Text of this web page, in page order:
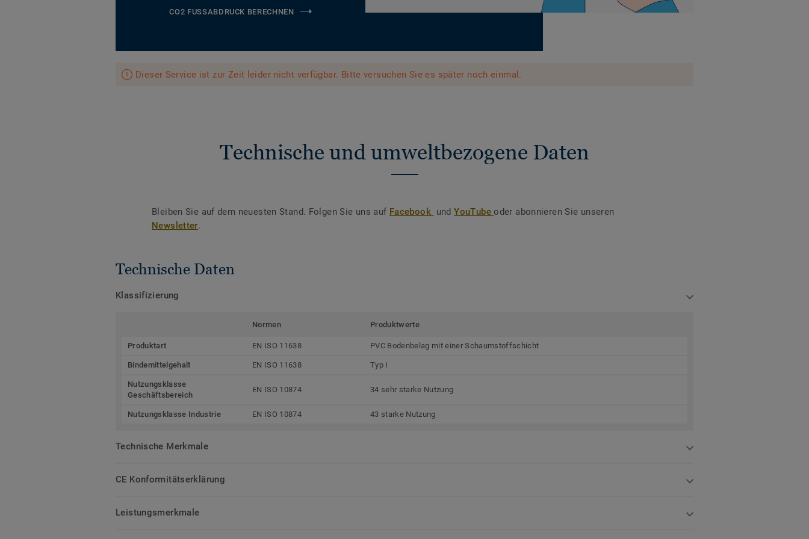
CO2 FUSSABDRUCK BERECHNEN
Dieser Service ist zur Zeit leider nicht verfügbar. Bitte versuchen Sie es später noch einmal.
Technische und umweltbezogene Daten
Bleiben Sie auf dem neuesten Stand. Folgen Sie uns auf Facebook undYouTubeoder abonnieren Sie unseren
Newsletter.
Technische Daten
Klassifizierung
Normen Produktwerte
Produktart EN ISO 11638 PVC Bodenbelag mit einer Schaumstoffschicht
Bindemittelgehalt EN ISO 11638 Typ I
Nutzungsklasse
Geschäftsbereich
EN ISO 10874 34 sehr starke Nutzung
Nutzungsklasse Industrie EN ISO 10874 43 starke Nutzung
Technische Merkmale
CE Konformitätserklärung
Leistungsmerkmale